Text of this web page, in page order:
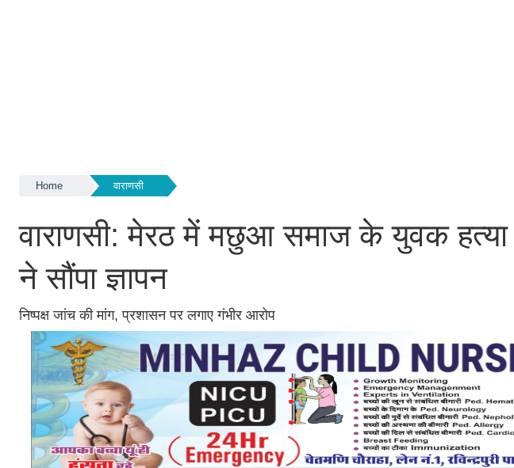
Home वाराणसी
वाराणसी: मेरठ में मछुआ समाज के युवक हत्या
ने सौंपा ज्ञापन
निष्पक्ष जांच की मांग, प्रशासन पर लगाए गंभीर आरोप